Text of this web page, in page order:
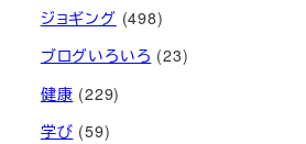
ジョギング (498)
ブログいろいろ (23)
健康 (229)
学び (59)